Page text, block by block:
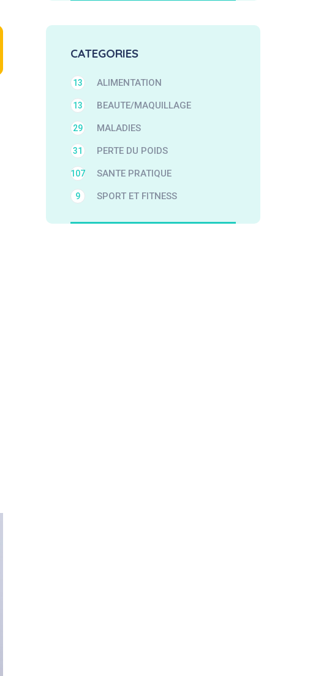
CATEGORIES
ALIMENTATION
13
BEAUTE/MAQUILLAGE
13
MALADIES
29
PERTE DU POIDS
31
SANTE PRATIQUE
107
SPORT ET FITNESS
9